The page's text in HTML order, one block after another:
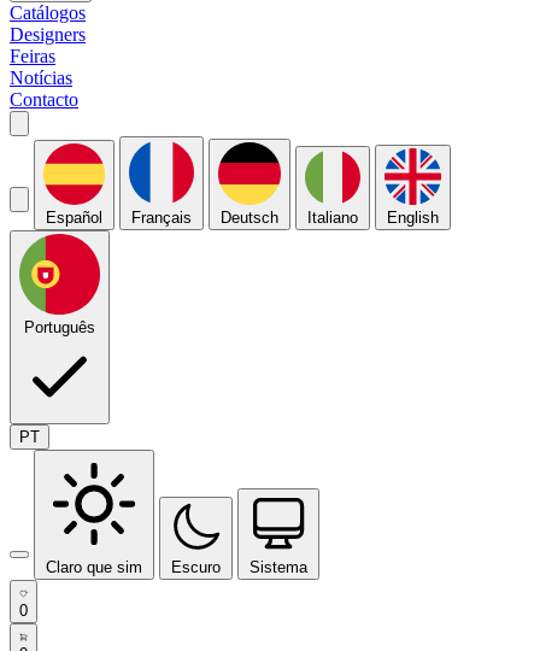
Catálogos
Designers
Feiras
Notícias
Contacto
Español Français Deutsch Italiano English
Português
PT
Claro que sim Escuro Sistema
0